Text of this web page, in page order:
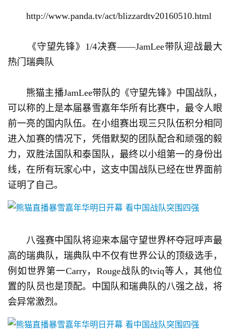
http://www.panda.tv/act/blizzardtv20160510.html
《守望先锋》1/4决赛——JamLee带队迎战最大
热门瑞典队
熊猫主播JamLee带队的《守望先锋》中国战队，
可以称的上是本届暴雪嘉年华所有比赛中，最令人眼
前一亮的国内队伍。在小组赛出现三只队伍积分相同
进入加赛的情况下，凭借默契的团队配合和顽强的毅
力，双胜法国队和泰国队，最终以小组第一的身份出
线，在所有玩家心中，这支中国战队已经在世界面前
证明了自己。
八强赛中国队将迎来本届守望世界杯夺冠呼声最
高的瑞典队，瑞典队中不仅有世界公认的顶级选手，
例如世界第一Carry，Rouge战队的tviq等人，其他位
置的队员也是顶配。中国队和瑞典队的八强之战，将
会异常激烈。